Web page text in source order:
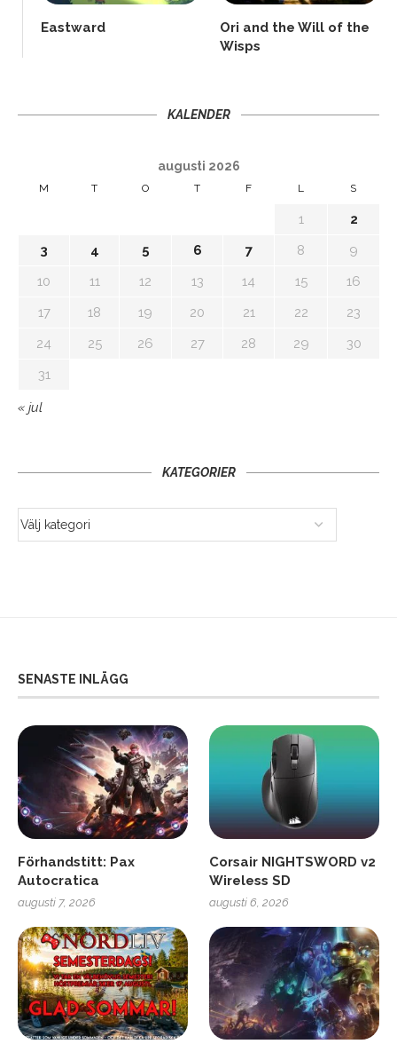
Eastward
Ori and the Will of the
Wisps
KALENDER
augusti 2026
M T O T F L S
1
2
3
4 5 6 7 8
9
10
11 12 13 14 15
16
17
18 19 20 21 22
23
24
25 26 27 28 29
30
31
« jul
KATEGORIER
SENASTE INLÄGG
Förhandstitt: Pax
Autocratica
augusti 7, 2026
Corsair NIGHTSWORD v2
Wireless SD
augusti 6, 2026